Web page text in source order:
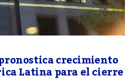
crecimiento
Latina para el cierre